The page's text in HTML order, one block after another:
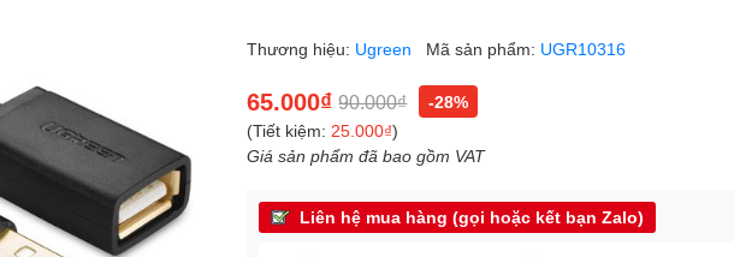
Thương hiệu: Ugreen Mã sản phẩm: UGR10316
65.000₫ 90.000₫
-28%
(Tiết kiệm: 25.000₫)
Giá sản phẩm đã bao gồm VAT
Liên hệ mua hàng (gọi hoặc kết bạn Zalo)